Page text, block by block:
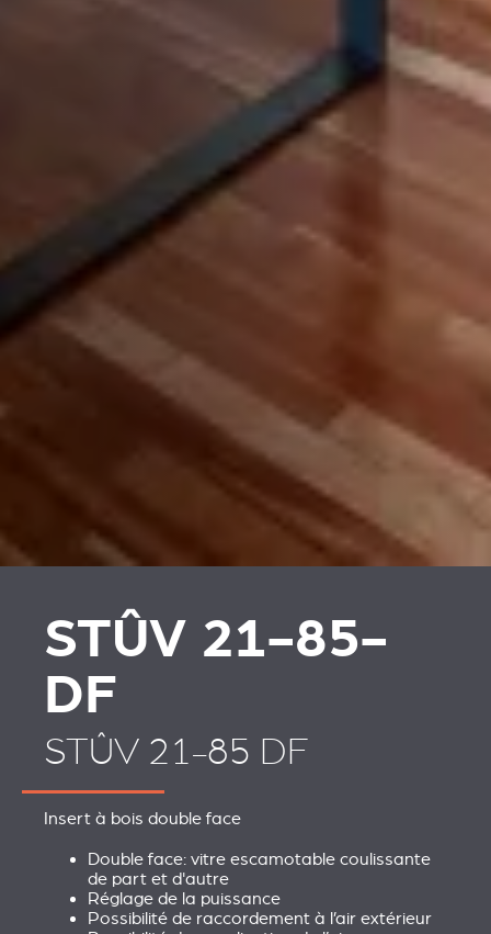
STÛV 21-85-
DF
STÛV 21-85 DF
Insert à bois double face
Double face: vitre escamotable coulissante
de part et d'autre
Réglage de la puissance
Possibilité de raccordement à l’air extérieur
HABILLAGES ET
ACCESSOIRES STÛV 21
PLAATSKLARE
SCHOUWEN EN
ACCESSOIRES VOOR